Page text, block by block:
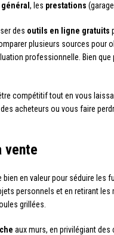
, les prestations
des outils en ligne gratuits
plusieurs sources
professionnelle. Bien
compétitif tout en vous
acheteurs ou vous faire
vente
en valeur pour séduire les
personnels et en retirant
grillées.
aux murs, en privilégiant